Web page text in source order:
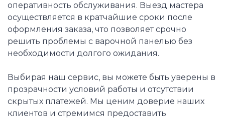
оперативность обслуживания. Выезд мастера
осуществляется в кратчайшие сроки после
оформления заказа, что позволяет срочно
решить проблемы с варочной панелью без
необходимости долгого ожидания.
Выбирая наш сервис, вы можете быть уверены в
прозрачности условий работы и отсутствии
скрытых платежей. Мы ценим доверие наших
клиентов и стремимся предоставить